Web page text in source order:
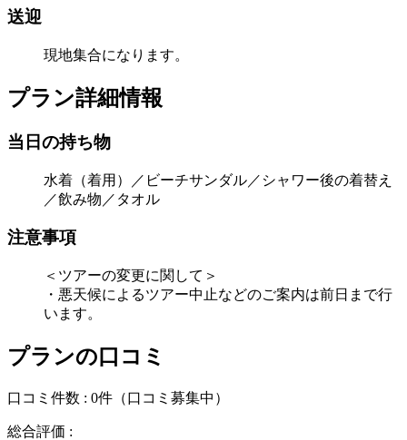
送迎
現地集合になります。
プラン詳細情報
当日の持ち物
水着（着用）／ビーチサンダル／シャワー後の着替え
／飲み物／タオル
注意事項
＜ツアーの変更に関して＞
・悪天候によるツアー中止などのご案内は前日まで行
います。
プランの口コミ
口コミ件数 : 0件 （口コミ募集中）
総合評価 :